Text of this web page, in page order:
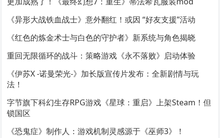
《异形大战铁血战士》意外翻红！或因 “好友支援”活动
《红色的炼金术士与白色的守护者》新系统与角色揭晓
重回无限循环的战斗：策略游戏《永不落败》启动体验
《伊苏X -诺曼荣光-》加长版宣传片发布：全新剧情与玩
法！
字节旗下科幻生存RPG游戏《星球：重启》上架Steam！但
锁国区
《恐鬼症》制作人：游戏机制灵感源于《巫师3》！